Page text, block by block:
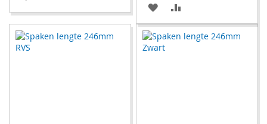
TOE
AAN
OM
TE
VOEG
TOE
AAN
OM